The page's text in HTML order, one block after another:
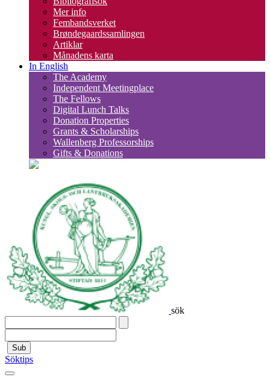
Mer info
Fembandsverket
Brøndegaardssamlingen
Artiklar
Månadens karta
In English
The Academy
Independent Meetingplace
The Fellows
Digital Lunch Talks
Donation Properties
Grants & Scholarships
Wallenberg Professorships
Gifts & Donations
sök
Sub
Söktips